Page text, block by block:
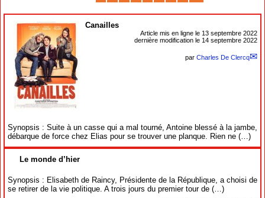
Canailles
Synopsis : Suite à un casse qui a mal tourné, Antoine blessé à la jambe,
débarque de force chez Elias pour se trouver une planque. Rien ne (…)
Article mis en ligne le 13 septembre 2022
dernière modification le 14 septembre 2022
par Charles De Clercq
Le monde d’hier
Synopsis : Elisabeth de Raincy, Présidente de la République, a choisi de
se retirer de la vie politique. A trois jours du premier tour de (…)